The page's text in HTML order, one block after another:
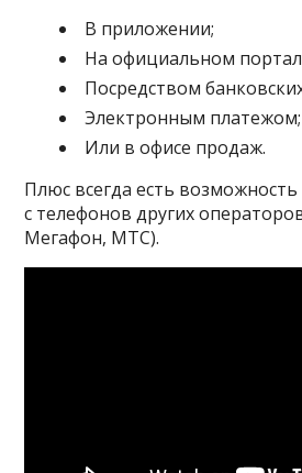
В приложении;
На официальном
Посредством
Электронным платежом;
Или в офисе продаж.
Плюс всегда есть
с телефонов других
Мегафон, МТС).